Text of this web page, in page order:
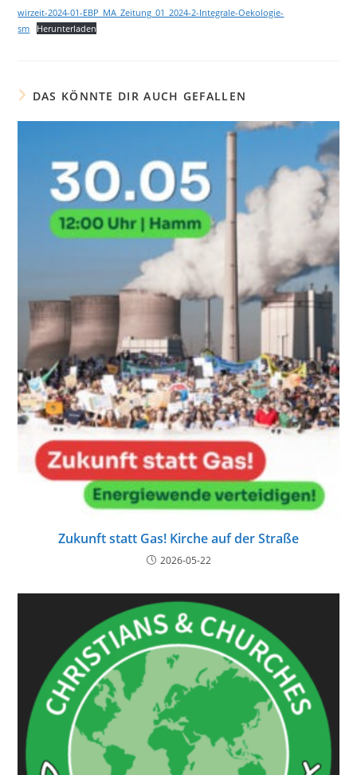
wirzeit-2024-01-EBP_MA_Zeitung_01_2024-2-Integrale-Oekologie-
sm
Herunterladen
DAS KÖNNTE DIR AUCH GEFALLEN
Zukunft statt Gas! Kirche auf der Straße
2026-05-22